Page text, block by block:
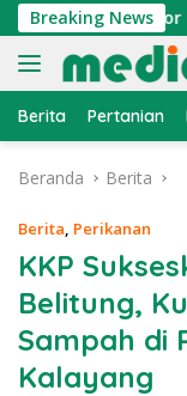
Langsung
ke
konten
Breaking News
Atraktor Cumi
Berita Pertanian
Beranda Berita
Berita, Perikanan
KKP
Belitung,
Sampah di
Kalayang